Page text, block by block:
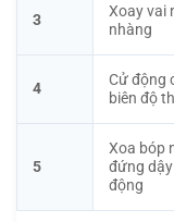
3
Xoay vai
nhàng
4
Cử động
biên độ
5
Xoa bóp
đứng
động